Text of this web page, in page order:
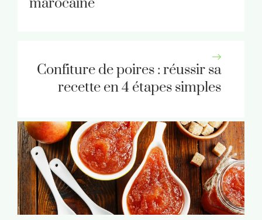
marocaine
Confiture de poires : réussir sa
recette en 4 étapes simples